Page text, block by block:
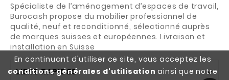
En continuant d'utiliser ce site, vous acceptez les
conditions générales d'utilisation ainsi que notre
Spécialiste de l’aménagement d’espaces de travail,
Burocash propose du mobilier professionnel de
qualité, neuf et reconditionné, sélectionné auprès
de marques suisses et européennes. Livraison et
installation en Suisse
LIENS RAPIDES 